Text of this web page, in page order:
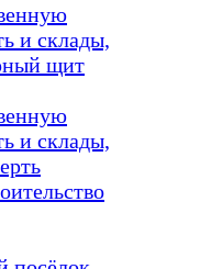
и склады,
щит
и склады,